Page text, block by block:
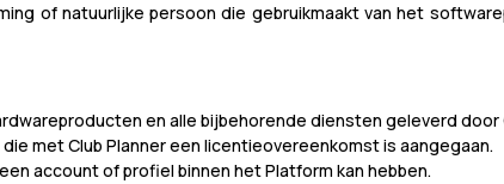
of natuurlijke persoon die gebruikmaakt van het
en alle bijbehorende diensten geleverd door
met Club Planner een licentieovereenkomst is aangegaan.
account of profiel binnen het Platform kan hebben.